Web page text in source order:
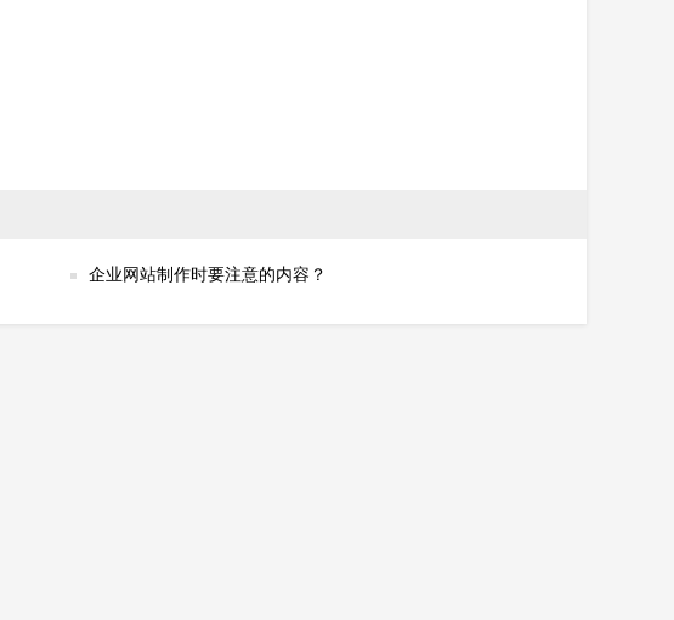
企业网站制作时要注意的内容？